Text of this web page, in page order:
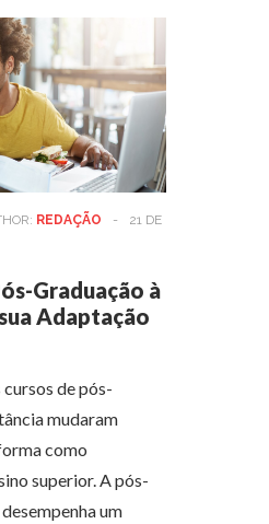
REDAÇÃO -
21 DE
Graduação à
Adaptação
cursos de pós-
mudaram
como
superior. A pós-
um